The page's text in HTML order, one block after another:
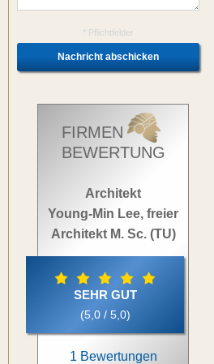
* Pflichtfelder
FIRMEN
BEWERTUNG
Architekt
Young-Min Lee, freier
Architekt M. Sc. (TU)
SEHR GUT
(5,0 / 5,0)
1 Bewertungen